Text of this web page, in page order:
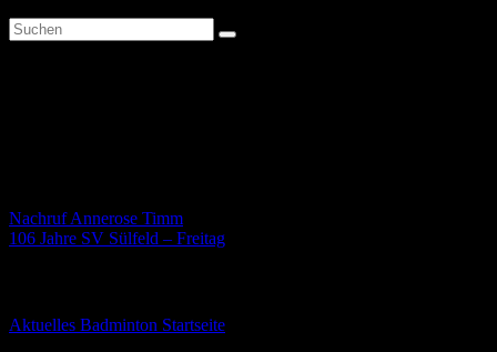
Beitragsnavigation
Nachruf Annerose Timm
106 Jahre SV Sülfeld – Freitag
Aktuelles Badminton Startseite